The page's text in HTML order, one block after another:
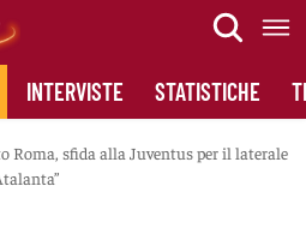
INTERVISTE STATISTICHE
Roma, sfida alla Juventus per il laterale